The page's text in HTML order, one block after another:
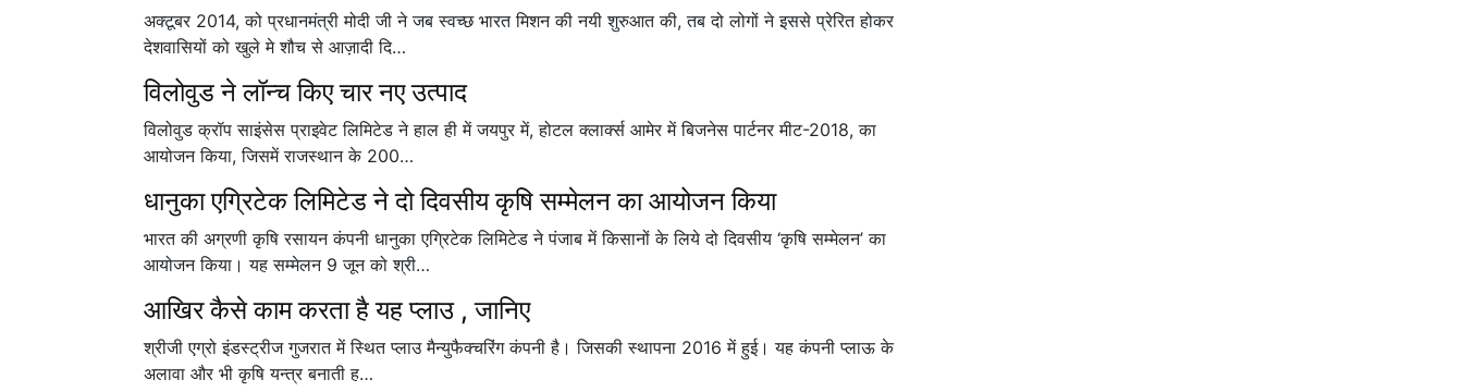
अक्टूबर 2014, को प्रधानमंत्री मोदी जी ने जब स्वच्छ भारत मिशन की नयी शुरुआत की, तब दो लोगों ने इससे प्रेरित होकर
देशवासियों को खुले मे शौच से आज़ादी दि…
विलोवुड ने लॉन्च किए चार नए उत्पाद
विलोवुड क्रॉप साइंसेस प्राइवेट लिमिटेड ने हाल ही में जयपुर में, होटल क्लार्क्स आमेर में बिजनेस पार्टनर मीट-2018, का
आयोजन किया, जिसमें राजस्थान के 200…
धानुका एग्रिटेक लिमिटेड ने दो दिवसीय कृषि सम्मेलन का आयोजन किया
भारत की अग्रणी कृषि रसायन कंपनी धानुका एग्रिटेक लिमिटेड ने पंजाब में किसानों के लिये दो दिवसीय ‘कृषि सम्मेलन’ का
आयोजन किया। यह सम्मेलन 9 जून को श्री…
आखिर कैसे काम करता है यह प्लाउ , जानिए
श्रीजी एग्रो इंडस्ट्रीज गुजरात में स्थित प्लाउ मैन्युफैक्चरिंग कंपनी है। जिसकी स्थापना 2016 में हुई। यह कंपनी प्लाऊ के
अलावा और भी कृषि यन्त्र बनाती ह…